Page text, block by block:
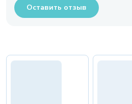
Оставить отзыв